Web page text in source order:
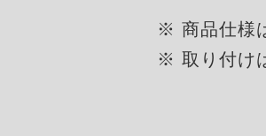
※ 商品仕様
※ 取り付け